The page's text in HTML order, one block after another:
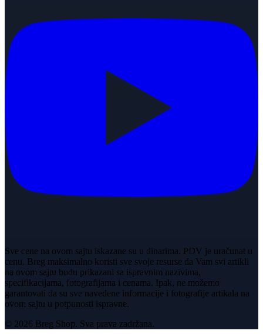
Sve cene na ovom sajtu iskazane su u dinarima. PDV je uračunat u
cenu. Breg maksimalno koristi sve svoje resurse da Vam svi artikli
na ovom sajtu budu prikazani sa ispravnim nazivima,
specifikacijama, fotografijama i cenama. Ipak, ne možemo
garantovati da su sve navedene informacije i fotografije artikala na
ovom sajtu u potpunosti ispravne.
© 2026 Breg Shop. Sva prava zadržana.